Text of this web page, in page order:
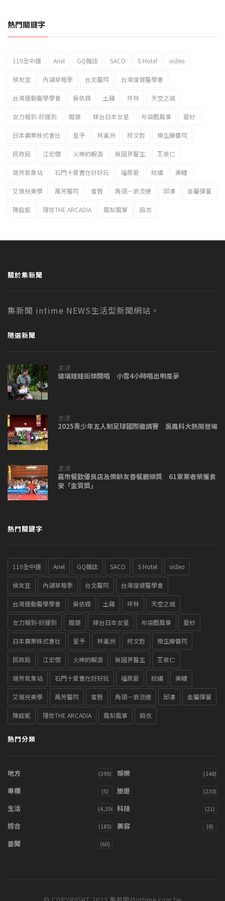
2023新北市北海岸國際風箏節「風在石起」霸氣回歸
熱門關鍵字
110全中運 Ariel GQ雜誌 SACO S Hotel video
侯友宜 內湖草莓季 台北醫院 台灣復健醫學會
台灣運動醫學學會 吳依霖 土雞 坪林 天空之城
女力報到-好運到 婚變 嫁台日本女星 布袋戲風箏 愛紗
日本農業株式會社 星予 林瀛洲 柯文哲 樂生療養院
民政局 江宏傑 火神的眼淚 無國界醫生 王泉仁
瑞芳氣象站 石門十景實在好好玩 福原愛 紋繡 美睫
艾瑞兒美學 萬芳醫院 蜜唇 角頭－浪流連 邱澤 金屬彈簧
陳庭妮 隱世THE ARCADIA 風梨風箏 麻衣
關於集新聞
集新聞 intime NEWS生活型新聞網站。
隨選新聞
生活
玻璃娃娃街頭開唱 小雪4小時唱出明星夢
生活
2025青少年五人制足球國際邀請賽 吳鳳科大熱鬧登場
生活
嘉市餐飲優良店及樂齡友善餐廳頒獎 61家業者榮獲食
安「金質獎」
熱門關鍵字
110全中運 Ariel GQ雜誌 SACO S Hotel video
侯友宜 內湖草莓季 台北醫院 台灣復健醫學會
台灣運動醫學學會 吳依霖 土雞 坪林 天空之城
女力報到-好運到 婚變 嫁台日本女星 布袋戲風箏 愛紗
日本農業株式會社 星予 林瀛洲 柯文哲 樂生療養院
民政局 江宏傑 火神的眼淚 無國界醫生 王泉仁
瑞芳氣象站 石門十景實在好好玩 福原愛 紋繡 美睫
艾瑞兒美學 萬芳醫院 蜜唇 角頭－浪流連 邱澤 金屬彈簧
陳庭妮 隱世THE ARCADIA 風梨風箏 麻衣
熱門分類
地方 (395) 娛樂 (148)
專欄 (5) 旅遊 (230)
生活 (4,356) 科技 (21)
綜合 (185) 美容 (8)
要聞 (60)